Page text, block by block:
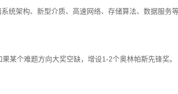
统架构、新型介质、高速网络、存储算法、数据服务
某个难题方向大奖空缺，增设1-2个奥林帕斯先锋奖。